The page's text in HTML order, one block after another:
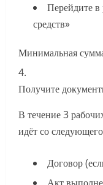
Перейдите в
средств»
Минимальная
Получите
В течение 3
идёт со
Договор